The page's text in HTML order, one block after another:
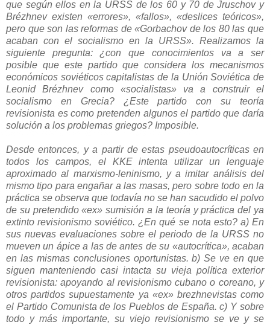
que según ellos en la URSS de los 60 y 70 de Jruschov y
Brézhnev existen «errores», «fallos», «deslices teóricos»,
pero que son las reformas de «Gorbachov de los 80 las que
acaban con el socialismo en la URSS». Realizamos la
siguiente pregunta: ¿con que conocimientos va a ser
posible que este partido que considera los mecanismos
económicos soviéticos capitalistas de la Unión Soviética de
Leonid Brézhnev como «socialistas» va a construir el
socialismo en Grecia? ¿Este partido con su teoría
revisionista es como pretenden algunos el partido que daría
solución a los problemas griegos? Imposible.
Desde entonces, y a partir de estas pseudoautocríticas en
todos los campos, el KKE intenta utilizar un lenguaje
aproximado al marxismo-leninismo, y a imitar análisis del
mismo tipo para engañar a las masas, pero sobre todo en la
práctica se observa que todavía no se han sacudido el polvo
de su pretendido «ex» sumisión a la teoría y práctica del ya
extinto revisionismo soviético. ¿En qué se nota esto? a) En
sus nuevas evaluaciones sobre el periodo de la URSS no
mueven un ápice a las de antes de su «autocrítica», acaban
en las mismas conclusiones oportunistas. b) Se ve en que
siguen manteniendo casi intacta su vieja política exterior
revisionista: apoyando al revisionismo cubano o coreano, y
otros partidos supuestamente ya «ex» brezhnevistas como
el Partido Comunista de los Pueblos de España. c) Y sobre
todo y más importante, su viejo revisionismo se ve y se